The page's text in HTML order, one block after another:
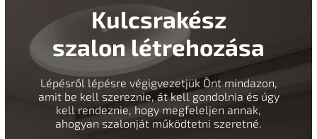
Kulcsrakész
szalon létrehozása
Lépésről lépésre végigvezetjük Önt mindazon,
amit be kell szereznie, át kell gondolnia és úgy
kell rendeznie, hogy megfeleljen annak,
ahogyan szalonját működtetni szeretné.